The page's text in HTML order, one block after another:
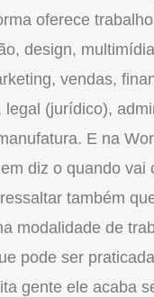
oferece
design,
vendas,
legal (jurídico),
E na
diz o quando vai
também
modalidade de
pode ser
gente ele acaba